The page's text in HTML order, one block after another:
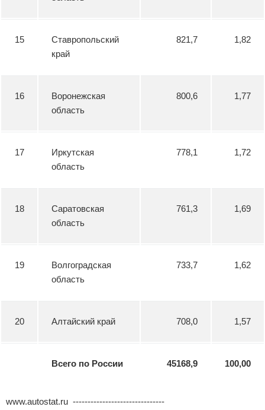
15
Ставропольский
край
821,7 1,82
16
Воронежская
область
800,6 1,77
17
Иркутская
область
778,1 1,72
18
Саратовская
область
761,3 1,69
19
Волгоградская
область
733,7 1,62
20 Алтайский край 708,0 1,57
Всего по России 45168,9 100,00
www.autostat.ru -------------------------------